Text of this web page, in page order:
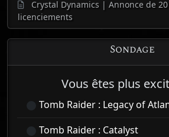
Crystal Dynamics | Annonce de
licenciements
Sondage
Vous êtes plus
Tomb Raider : Legacy of
Tomb Raider : Catalyst